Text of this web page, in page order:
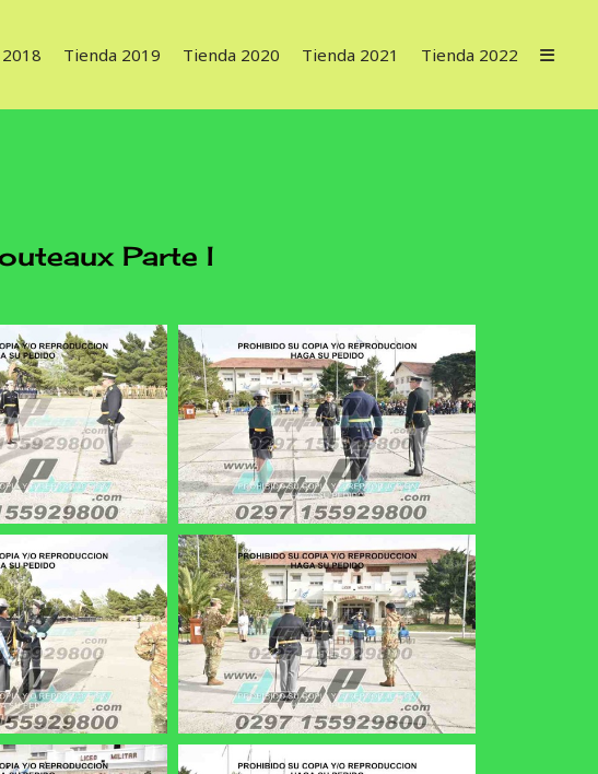
Tienda 2019 Tienda 2020 Tienda 2021 Tienda 2022
Parte I